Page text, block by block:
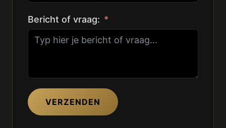
Bericht of vraag:
VERZENDEN